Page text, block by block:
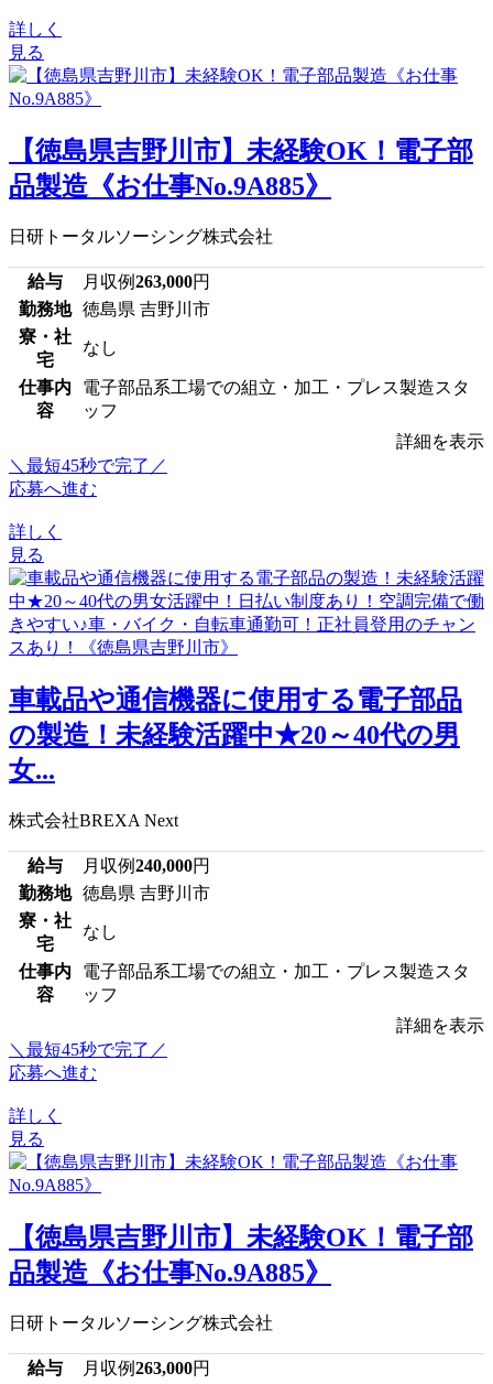
詳しく
見る
【徳島県吉野川市】未経験OK！電子部
品製造《お仕事No.9A885》
日研トータルソーシング株式会社
給与 月収例263,000円
勤務地 徳島県 吉野川市
寮・社
宅
なし
仕事内
容
電子部品系工場での組立・加工・プレス製造スタ
ッフ
詳細を表示
＼最短45秒で完了／
応募へ進む
詳しく
見る
車載品や通信機器に使用する電子部品
の製造！未経験活躍中★20～40代の男
女...
株式会社BREXA Next
給与 月収例240,000円
勤務地 徳島県 吉野川市
寮・社
宅
なし
仕事内
容
電子部品系工場での組立・加工・プレス製造スタ
ッフ
詳細を表示
＼最短45秒で完了／
応募へ進む
詳しく
見る
【徳島県吉野川市】未経験OK！電子部
品製造《お仕事No.9A885》
日研トータルソーシング株式会社
給与 月収例263,000円